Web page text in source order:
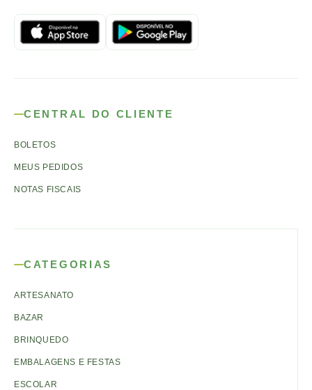
CENTRAL DO CLIENTE
BOLETOS
MEUS PEDIDOS
NOTAS FISCAIS
CATEGORIAS
ARTESANATO
BAZAR
BRINQUEDO
EMBALAGENS E FESTAS
ESCOLAR